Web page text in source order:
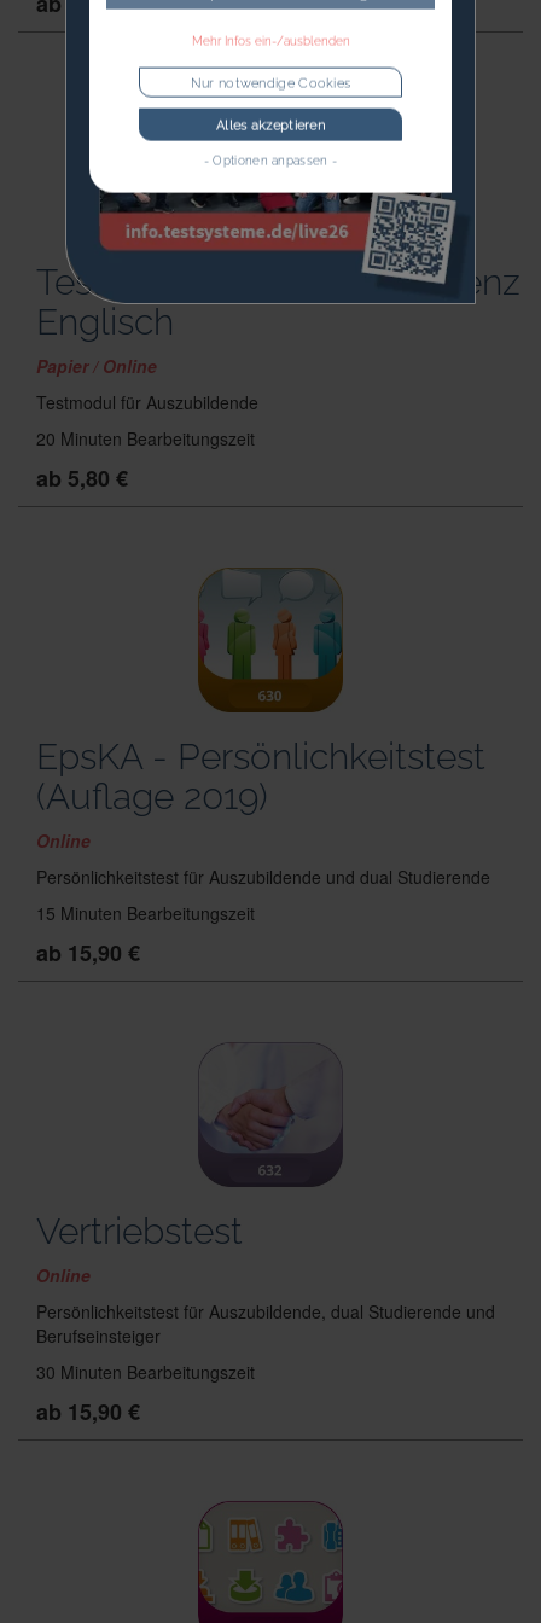
Testmodul Sprachkompetenz
Englisch
Papier / Online
Testmodul für Auszubildende
20 Minuten Bearbeitungszeit
ab 5,80 €
EpsKA - Persönlichkeitstest
(Auflage 2019)
Online
Persönlichkeitstest für Auszubildende und dual Studierende
15 Minuten Bearbeitungszeit
ab 15,90 €
Vertriebstest
Online
Persönlichkeitstest für Auszubildende, dual Studierende und
Berufseinsteiger
30 Minuten Bearbeitungszeit
ab 15,90 €
Mehr Infos ein-/ausblenden
Nur notwendige Cookies
Alles akzeptieren
- Optionen anpassen -